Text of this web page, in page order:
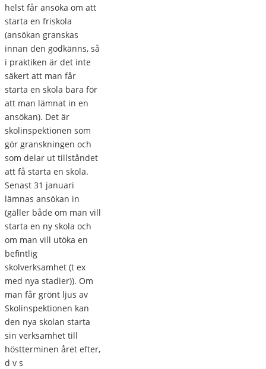
helst får ansöka om att
starta en friskola
(ansökan granskas
innan den godkänns, så
i praktiken är det inte
säkert att man får
starta en skola bara för
att man lämnat in en
ansökan). Det är
skolinspektionen som
gör granskningen och
som delar ut tillståndet
att få starta en skola.
Senast 31 januari
lämnas ansökan in
(gäller både om man vill
starta en ny skola och
om man vill utöka en
befintlig
skolverksamhet (t ex
med nya stadier)). Om
man får grönt ljus av
Skolinspektionen kan
den nya skolan starta
sin verksamhet till
höstterminen året efter,
d v s